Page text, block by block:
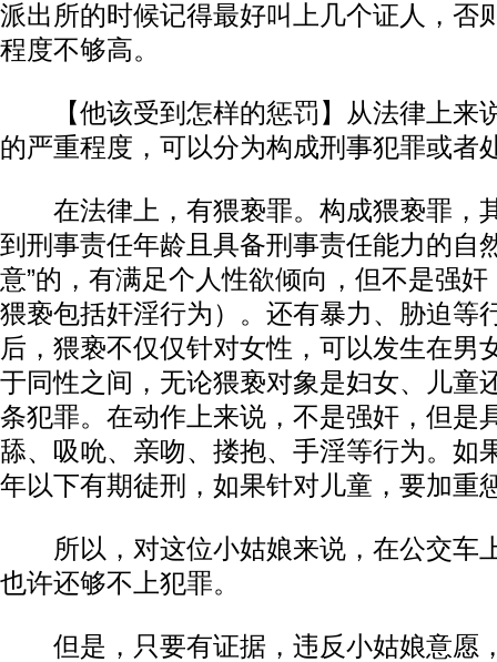
派出所的时候记得最好叫上几个证人，否
程度不够高。
【他该受到怎样的惩罚】从法律上来
的严重程度，可以分为构成刑事犯罪或者
在法律上，有猥亵罪。构成猥亵罪，
到刑事责任年龄且具备刑事责任能力的自
意”的，有满足个人性欲倾向，但不是强
猥亵包括奸淫行为）。还有暴力、胁迫等
后，猥亵不仅仅针对女性，可以发生在男
于同性之间，无论猥亵对象是妇女、儿童
条犯罪。在动作上来说，不是强奸，但是
舔、吸吮、亲吻、搂抱、手淫等行为。如
年以下有期徒刑，如果针对儿童，要加重
所以，对这位小姑娘来说，在公交车
也许还够不上犯罪。
但是，只要有证据，违反小姑娘意愿